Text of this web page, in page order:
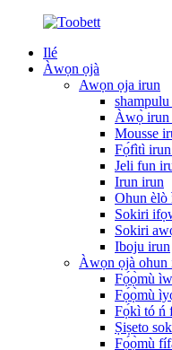
Ilé
Àwọn ọjà
Awọn ọja irun
Àwọ̀ irun
Mousse
Fọ́fìtì
Jeli fun
Irun irun
Ohun èlò
Sokiri
Sokiri
Iboju irun
Àwọn ọjà ohun
Fọ́ọ̀mù
Fọ́ọ̀mù
Fọ́kì tó ń
Ṣiṣeto
Fọ́ọ̀mù